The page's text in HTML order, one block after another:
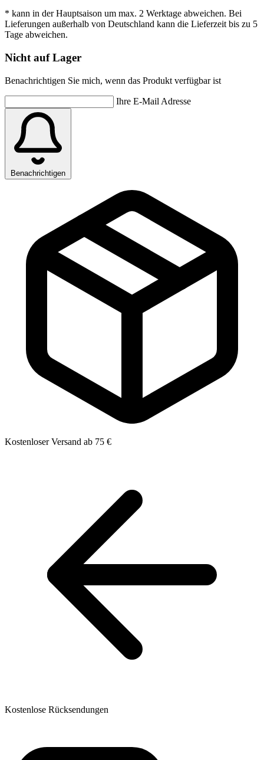
* kann in der Hauptsaison um max. 2 Werktage abweichen. Bei
Lieferungen außerhalb von Deutschland kann die Lieferzeit bis zu 5
Tage abweichen.
Nicht auf Lager
Benachrichtigen Sie mich, wenn das Produkt verfügbar ist
Ihre E-Mail Adresse
Benachrichtigen
Kostenloser Versand ab 75 €
Kostenlose Rücksendungen